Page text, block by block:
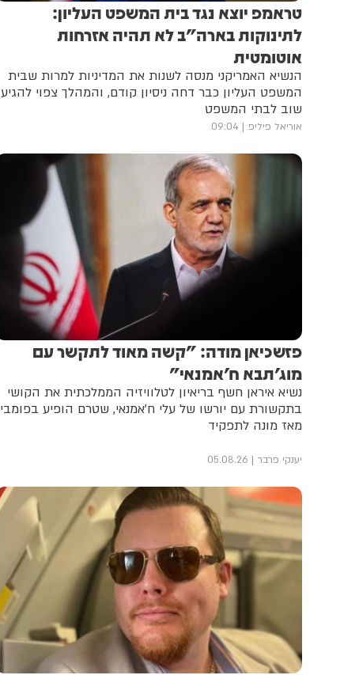
טראמפ יוצא נגד בית המשפט העליון:
לתינוקות בארה"ב לא תהיה אזרחות
אוטומטית
הנשיא האמריקני מנסה לשנות את המדיניות למרות שבית
המשפט העליון כבר דחה ניסיון קודם, והמהלך צפוי להגיע
שוב לבתי המשפט
אוריאל פיליפ 09:04
פזשכיאן מודה: "קשה מאוד לתקשר עם
מוג'תבא ח'אמנאי"
נשיא איראן חשף בריאיון לטלוויזיה הממלכתית את הקושי
בתקשורת עם יורשו של עלי ח'אמנאי, שטרם הופיע בפומבי
מאז מונה לתפקיד
יענקי פרבר 05.08.26